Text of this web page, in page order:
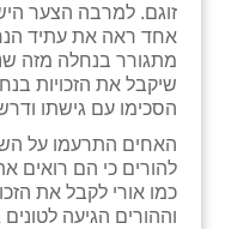
זוגם. למרבה הצער
אחד ראה את עתיד
מתגורר בנחלה מזה
שיקבל את הזכויות
הסכימו עם גישתו
האחים התרעמו על
להורים כי הם רואים
כמו אורי לקבל את
וההורים הגיעה
יד השמונה
כפר אביב
כפר ביאליק
כפר הרי״ף
כפר מישר